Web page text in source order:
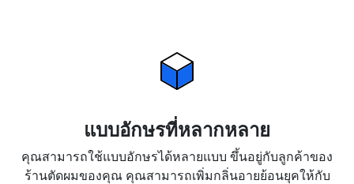
แบบอักษรที่หลากหลาย
คุณสามารถใช้แบบอักษรได้หลายแบบ ขึ้นอยู่กับลูกค้าของ
ร้านตัดผมของคุณ คุณสามารถเพิ่มกลิ่นอายย้อนยุคให้กับ